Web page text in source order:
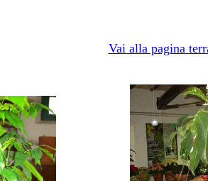
Vai alla pagina